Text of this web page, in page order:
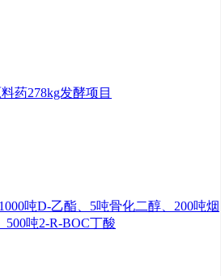
药278kg发酵项目
吨D-乙酯、5吨骨化二醇、200吨烟
吨2-R-BOC丁酸